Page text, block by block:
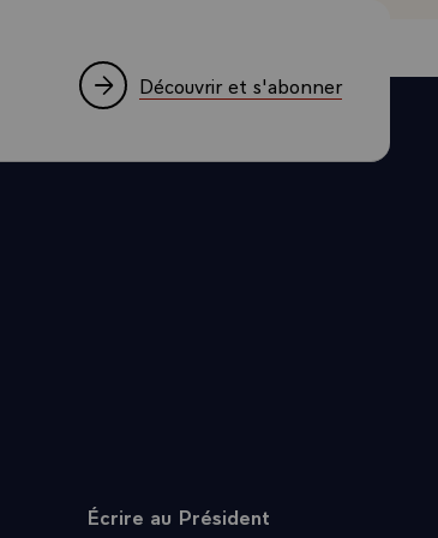
Découvrir et s'abonner
Écrire au Président